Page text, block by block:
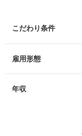
こだわり条件
雇用形態
年収